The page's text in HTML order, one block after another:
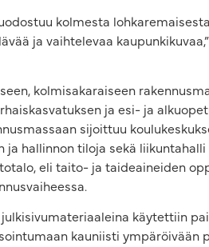
kolmesta
ja vaihtelevaa
kolmisakaraiseen
ja esi- ja
sijoittuu
ja hallinnon tiloja sekä
eli taito- ja taideaineiden
julkisivumateriaaleina käytettiin
kauniisti ympäröivään